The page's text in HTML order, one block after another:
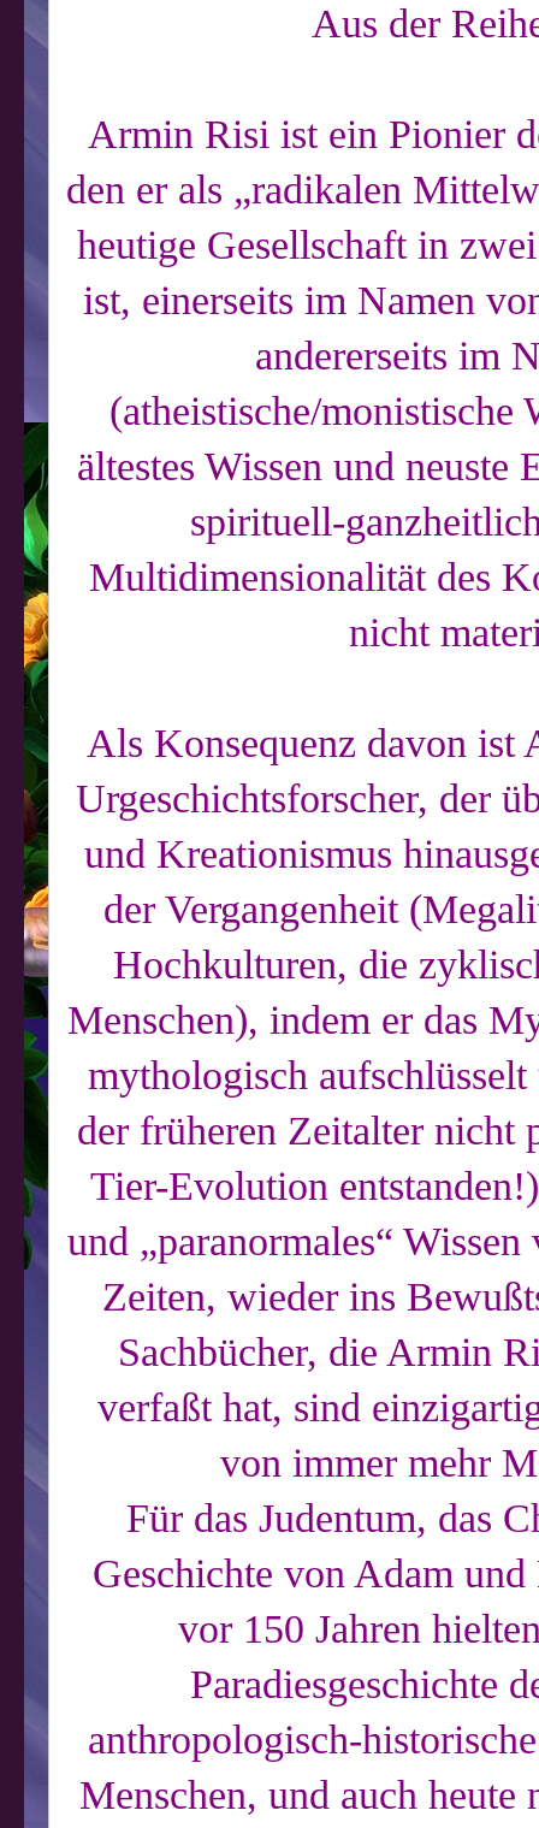
Aus der
Armin Risi ist ein Pionier
den er als „radikalen
heutige Gesellschaft in
ist, einerseits im Namen
andererseits im
(atheistische/
ältestes Wissen und neuste
spirituell-
Multidimensionalität des
nicht
Als Konsequenz davon ist
Urgeschichtsforscher, der
und Kreationismus
der Vergangenheit
Hochkulturen, die
Menschen), indem er das
mythologisch
der früheren Zeitalter nicht
Tier-Evolution
und „paranormales“
Zeiten, wieder ins
Sachbücher, die Armin
verfaßt hat, sind
von immer mehr
Für das Judentum, das
Geschichte von Adam
vor 150 Jahren
Paradiesgeschichte
anthropologisch-
Menschen, und auch